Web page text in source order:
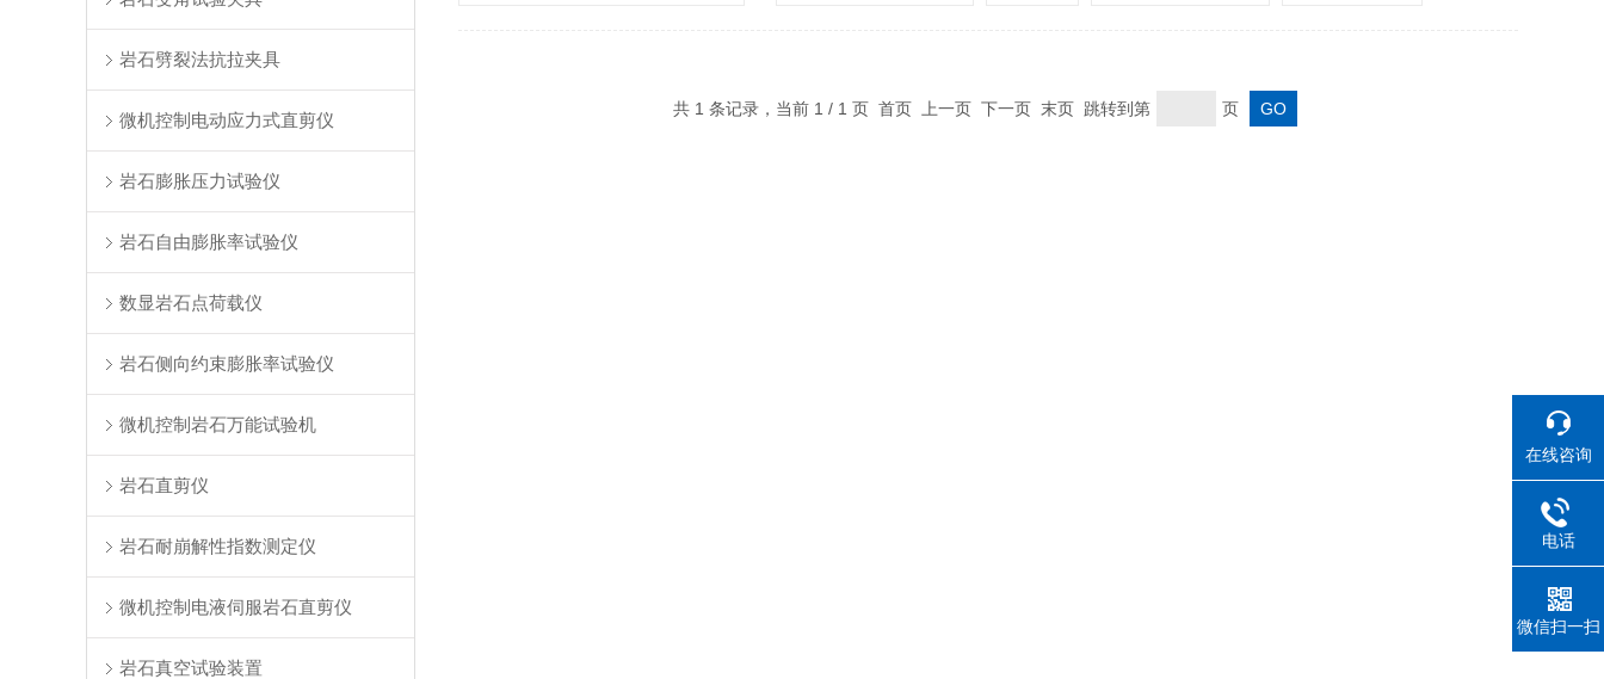
岩石劈裂法抗拉夹具
微机控制电动应力式直剪仪
岩石膨胀压力试验仪
岩石自由膨胀率试验仪
数显岩石点荷载仪
岩石侧向约束膨胀率试验仪
微机控制岩石万能试验机
岩石直剪仪
岩石耐崩解性指数测定仪
微机控制电液伺服岩石直剪仪
岩石真空试验装置
共 1 条记录，当前 1 / 1 页 首页 上一页 下一页 末页 跳转到第 页
在线咨询
电话
微信扫一扫